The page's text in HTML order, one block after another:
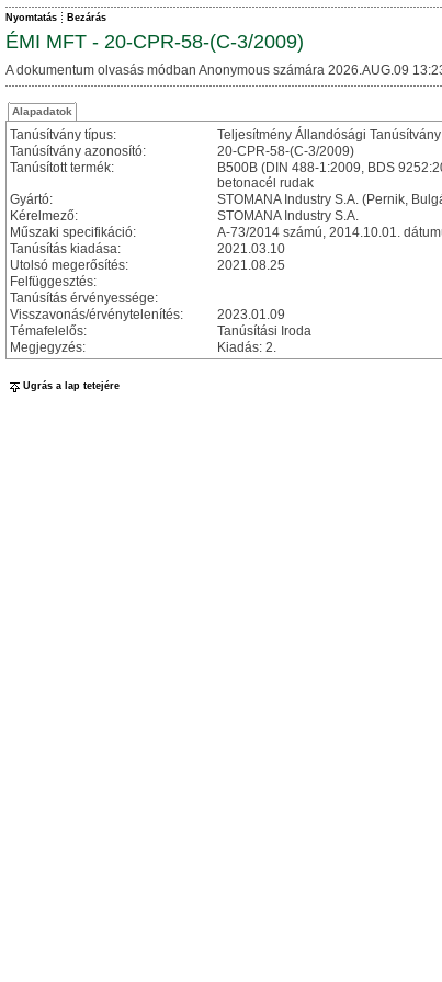
Nyomtatás Bezárás
ÉMI MFT - 20-CPR-58-(C-3/2009)
A dokumentum olvasás módban Anonymous számára 2026.AUG.09
Alapadatok
Tanúsítvány típus:
Teljesítmény Állandósági Tanúsítvány
Tanúsítvány azonosító:
20-CPR-58-(C-3/2009)
Tanúsított termék:
B500B (DIN 488-1:2009, BDS
betonacél rudak
Gyártó:
STOMANA Industry S.A. (Pernik,
Kérelmező:
STOMANA Industry S.A.
Műszaki specifikáció:
A-73/2014 számú, 2014.10.01.
Tanúsítás kiadása:
2021.03.10
Utolsó megerősítés:
2021.08.25
Felfüggesztés:
Tanúsítás érvényessége:
Visszavonás/érvénytelenítés:
2023.01.09
Témafelelős:
Tanúsítási Iroda
Megjegyzés:
Kiadás: 2.
Ugrás a lap tetejére